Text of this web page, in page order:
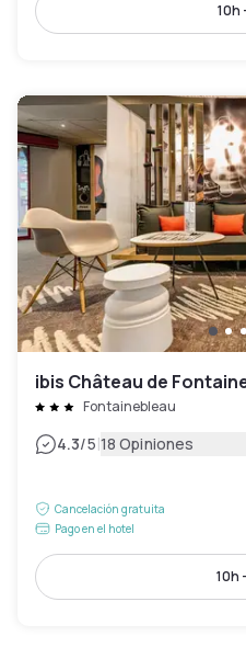
10h
ibis Château de
Fontainebleau
4.3/5|18 Opiniones
Cancelación gratuita
Pago en el hotel
10h